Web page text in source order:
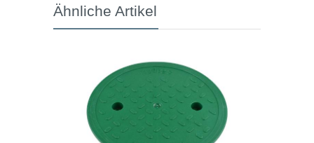
Ähnliche Artikel